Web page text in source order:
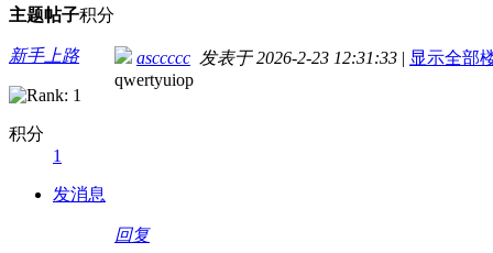
主题帖子积分
新手上路
积分
1
发消息
asccccc 发表于 2026-2-23 12:31:33 | 显示全部
qwertyuiop
回复